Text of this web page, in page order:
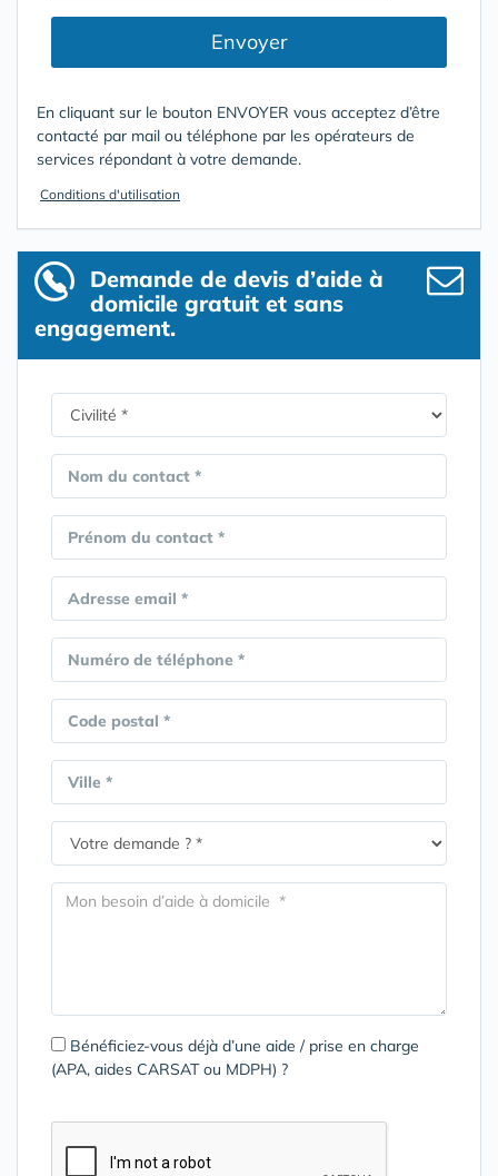
Envoyer
En cliquant sur le bouton ENVOYER vous acceptez d’être
contacté par mail ou téléphone par les opérateurs de
services répondant à votre demande.
Conditions d'utilisation
Demande de devis d’aide à
domicile gratuit et sans
engagement.
Nom du contact *
Prénom du contact *
Adresse email *
Numéro de téléphone *
Code postal *
Ville *
Bénéficiez-vous déjà d’une aide / prise en charge
(APA, aides CARSAT ou MDPH) ?